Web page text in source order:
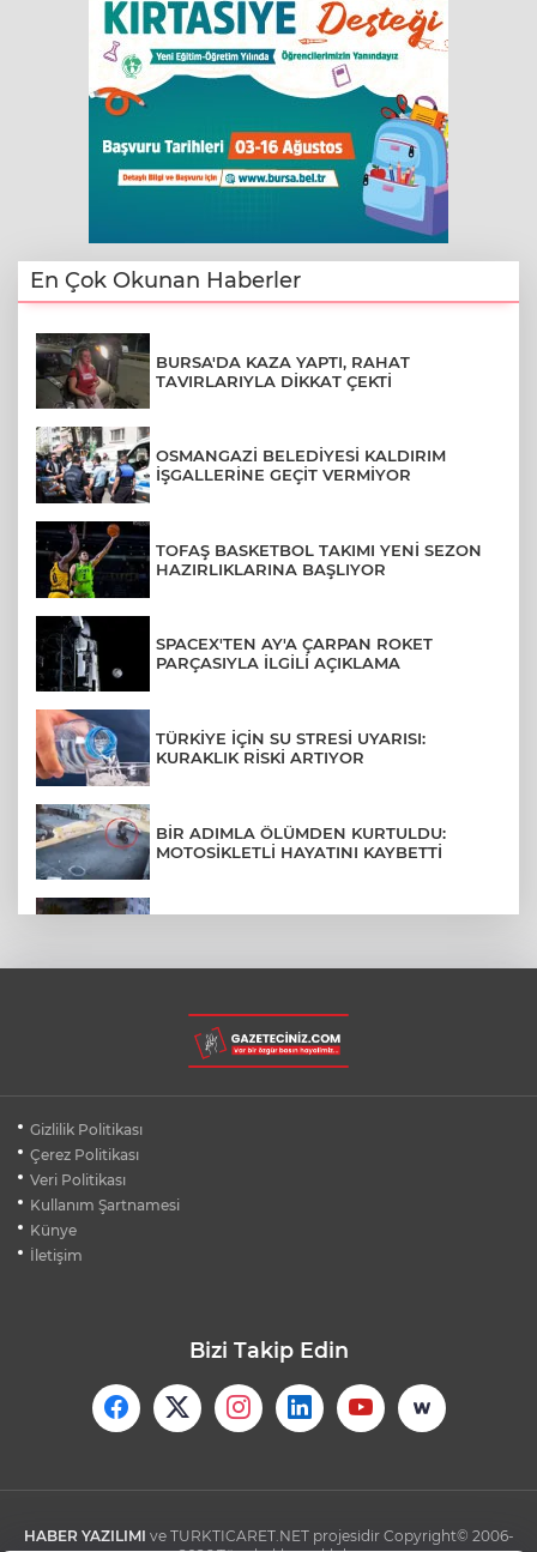
En Çok Okunan Haberler
BURSA'DA KAZA YAPTI, RAHAT
TAVIRLARIYLA DİKKAT ÇEKTİ
OSMANGAZİ BELEDİYESİ KALDIRIM
İŞGALLERİNE GEÇİT VERMİYOR
TOFAŞ BASKETBOL TAKIMI YENİ SEZON
HAZIRLIKLARINA BAŞLIYOR
SPACEX'TEN AY'A ÇARPAN ROKET
PARÇASIYLA İLGİLİ AÇIKLAMA
TÜRKİYE İÇİN SU STRESİ UYARISI:
KURAKLIK RİSKİ ARTIYOR
BİR ADIMLA ÖLÜMDEN KURTULDU:
MOTOSİKLETLİ HAYATINI KAYBETTİ
BURSA ŞEHİR HASTANESİ OTOPARKI
AĞUSTOS AYINDA HİZMETE AÇILIYOR
KÜBRA DENİZCİ KESKİN KUPASINI
Gizlilik Politikası
Çerez Politikası
Veri Politikası
Kullanım Şartnamesi
Künye
İletişim
Bizi Takip Edin
HABER YAZILIMI ve TURKTICARET.NET projesidir Copyright© 2006-